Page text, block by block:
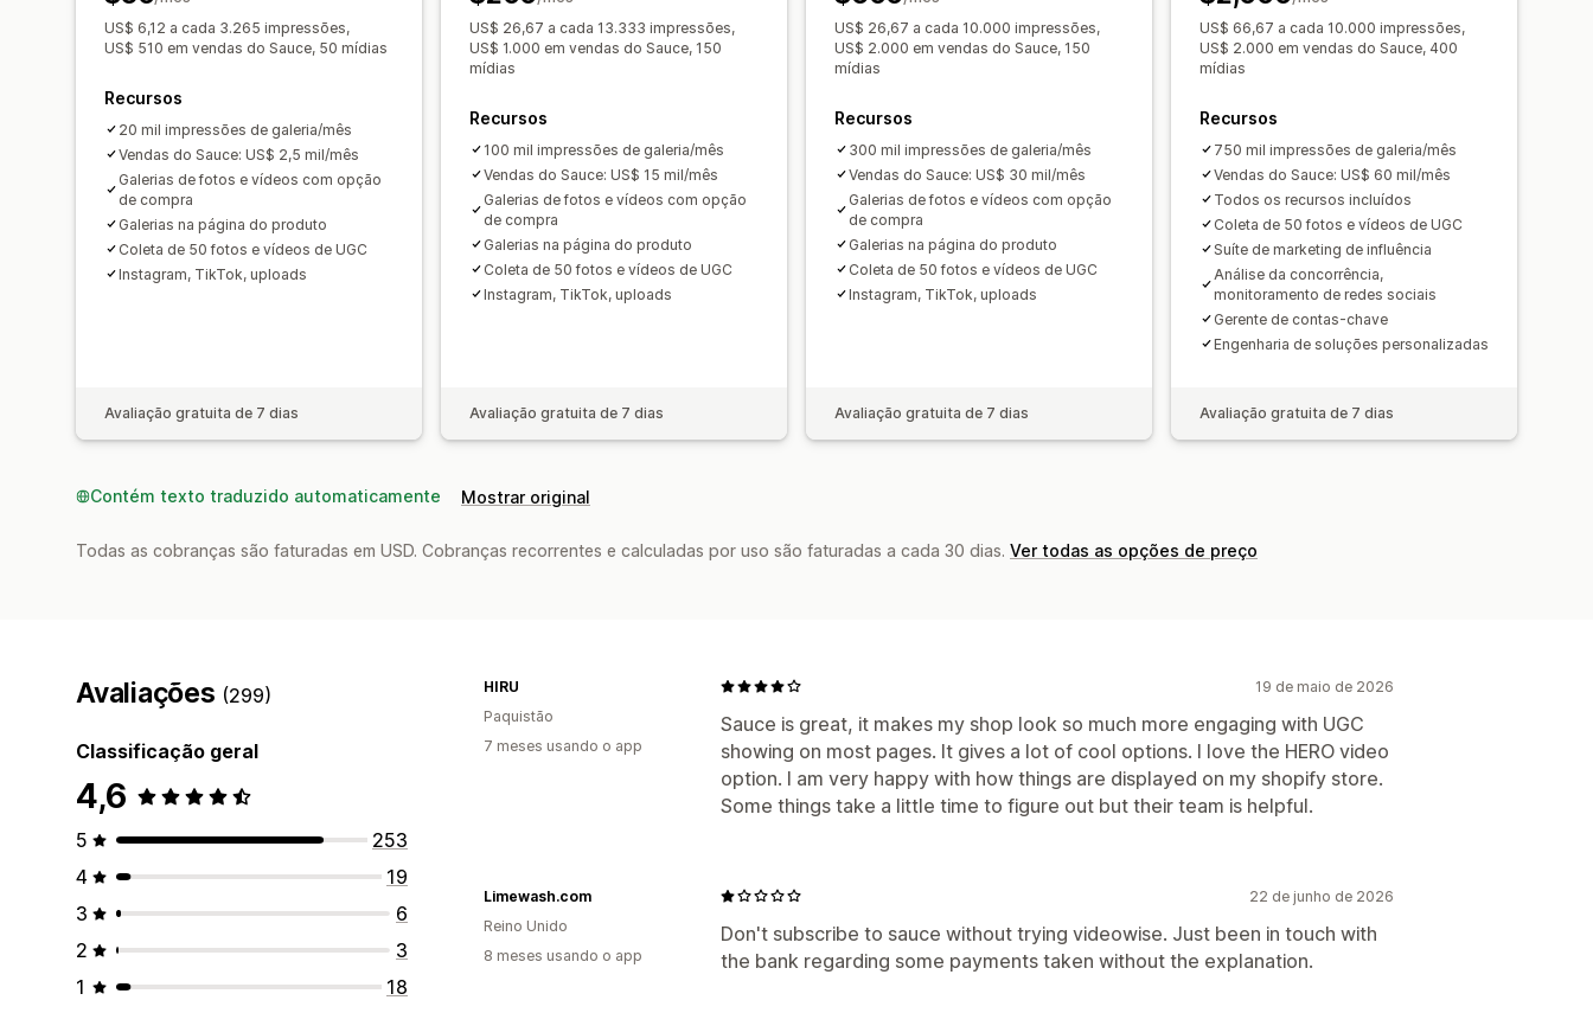
US$ 6,12 a cada 3.265 impressões,
US$ 510 em vendas do Sauce, 50 mídias
Recursos
20 mil impressões de galeria/mês
Vendas do Sauce: US$ 2,5 mil/mês
Galerias de fotos e vídeos com opção
de compra
Galerias na página do produto
Coleta de 50 fotos e vídeos de UGC
Instagram, TikTok, uploads
Avaliação gratuita de 7 dias
US$ 26,67 a cada 13.333 impressões,
US$ 1.000 em vendas do Sauce, 150
mídias
Recursos
100 mil impressões de galeria/mês
Vendas do Sauce: US$ 15 mil/mês
Galerias de fotos e vídeos com opção
de compra
Galerias na página do produto
Coleta de 50 fotos e vídeos de UGC
Instagram, TikTok, uploads
Avaliação gratuita de 7 dias
US$ 26,67 a cada 10.000 impressões,
US$ 2.000 em vendas do Sauce, 150
mídias
Recursos
300 mil impressões de galeria/mês
Vendas do Sauce: US$ 30 mil/mês
Galerias de fotos e vídeos com opção
de compra
Galerias na página do produto
Coleta de 50 fotos e vídeos de UGC
Instagram, TikTok, uploads
Avaliação gratuita de 7 dias
US$ 66,67 a cada 10.000 impressões,
US$ 2.000 em vendas do Sauce, 400
mídias
Recursos
750 mil impressões de galeria/mês
Vendas do Sauce: US$ 60 mil/mês
Todos os recursos incluídos
Coleta de 50 fotos e vídeos de UGC
Suíte de marketing de influência
Análise da concorrência,
monitoramento de redes sociais
Gerente de contas-chave
Engenharia de soluções personalizadas
Avaliação gratuita de 7 dias
Contém texto traduzido automaticamente Mostrar original
Todas as cobranças são faturadas em USD. Cobranças recorrentes e calculadas por uso são faturadas a cada 30 dias. Ver todas as opções de preço
Avaliações (299)
Classificação geral
4,6
5
253
4
19
3
6
2
3
1
18
19 de maio de 2026
Sauce is great, it makes my shop look so much more engaging with UGC
showing on most pages. It gives a lot of cool options. I love the HERO video
option. I am very happy with how things are displayed on my shopify store.
Some things take a little time to figure out but their team is helpful.
HIRU
Paquistão
7 meses usando o app
22 de junho de 2026
Don't subscribe to sauce without trying videowise. Just been in touch with
the bank regarding some payments taken without the explanation.
Limewash.com
Reino Unido
8 meses usando o app